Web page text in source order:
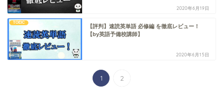
2020年6月19日
TOEIC
【評判】速読英単語 必修編 を徹底レビュー！
【by英語予備校講師】
2020年6月15日
1 2